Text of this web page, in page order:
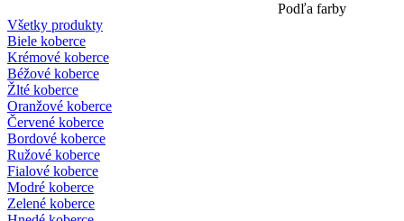
Podľa farby
Všetky produkty
Biele koberce
Krémové koberce
Béžové koberce
Žlté koberce
Oranžové koberce
Červené koberce
Bordové koberce
Ružové koberce
Fialové koberce
Modré koberce
Zelené koberce